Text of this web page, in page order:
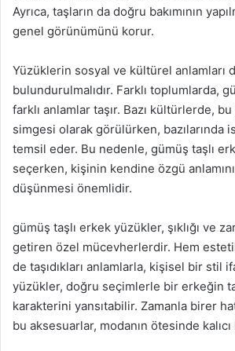
Ayrıca, taşların da doğru bakımının
genel görünümünü korur.
Yüzüklerin sosyal ve kültürel anlamları
bulundurulmalıdır. Farklı toplumlarda,
farklı anlamlar taşır. Bazı kültürlerde,
simgesi olarak görülürken, bazılarında
temsil eder. Bu nedenle, gümüş taşlı
seçerken, kişinin kendine özgü anlamını
düşünmesi önemlidir.
gümüş taşlı erkek yüzükler, şıklığı ve
getiren özel mücevherlerdir. Hem
de taşıdıkları anlamlarla, kişisel bir stil
yüzükler, doğru seçimlerle bir erkeğin
karakterini yansıtabilir. Zamanla birer
bu aksesuarlar, modanın ötesinde